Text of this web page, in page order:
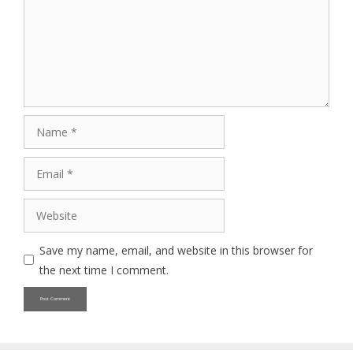
Website
Save my name, email, and website in this browser for
the next time I comment.